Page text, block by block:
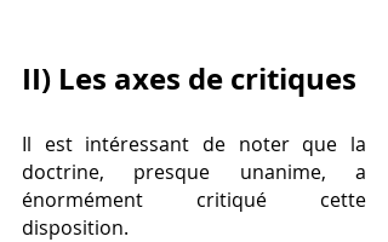
II) Les axes de critiques
Il est intéressant de noter que la
doctrine, presque unanime, a
énormément critiqué cette
disposition.